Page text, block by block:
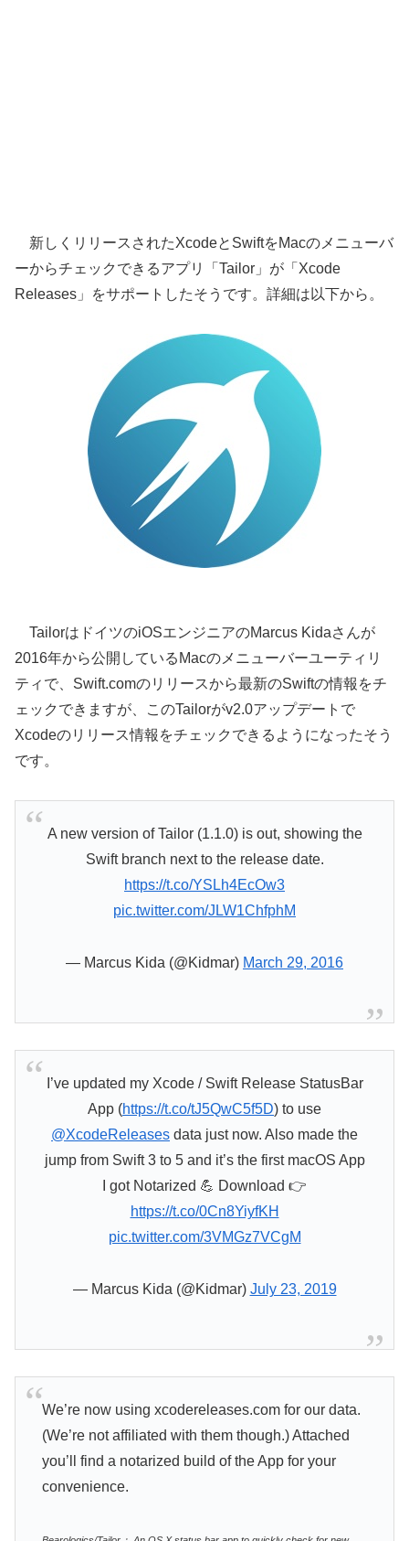
新しくリリースされたXcodeとSwiftをMacのメニューバ
ーからチェックできるアプリ「Tailor」が「Xcode
Releases」をサポートしたそうです。詳細は以下から。
TailorはドイツのiOSエンジニアのMarcus Kidaさんが
2016年から公開しているMacのメニューバーユーティリ
ティで、Swift.comのリリースから最新のSwiftの情報をチ
ェックできますが、このTailorがv2.0アップデートで
Xcodeのリリース情報をチェックできるようになったそう
です。
A new version of Tailor (1.1.0) is out, showing the
Swift branch next to the release date.
https://t.co/YSLh4EcOw3
pic.twitter.com/JLW1ChfphM
— Marcus Kida (@Kidmar) March 29, 2016
I’ve updated my Xcode / Swift Release StatusBar
App (https://t.co/tJ5QwC5f5D) to use
@XcodeReleases data just now. Also made the
jump from Swift 3 to 5 and it’s the first macOS App
I got Notarized 💪 Download 👉
https://t.co/0Cn8YiyfKH
pic.twitter.com/3VMGz7VCgM
— Marcus Kida (@Kidmar) July 23, 2019
We’re now using xcodereleases.com for our data.
(We’re not affiliated with them though.) Attached
you’ll find a notarized build of the App for your
convenience.